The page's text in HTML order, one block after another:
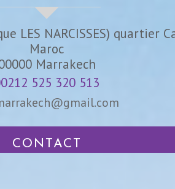
LES NARCISSES) quartier
Maroc
Marrakech
525 320 513
CONTACT